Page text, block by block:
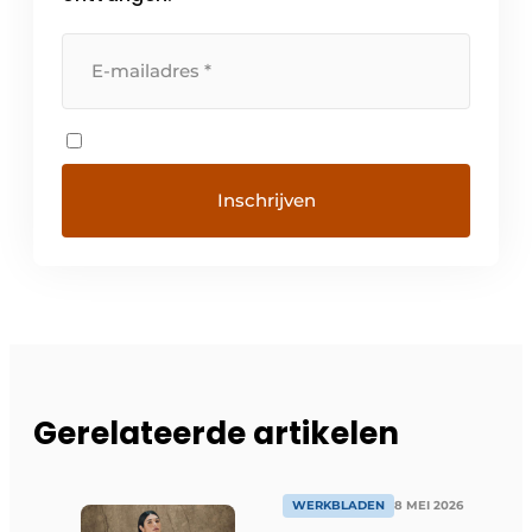
Gerelateerde artikelen
WERKBLADEN 8 MEI 2026